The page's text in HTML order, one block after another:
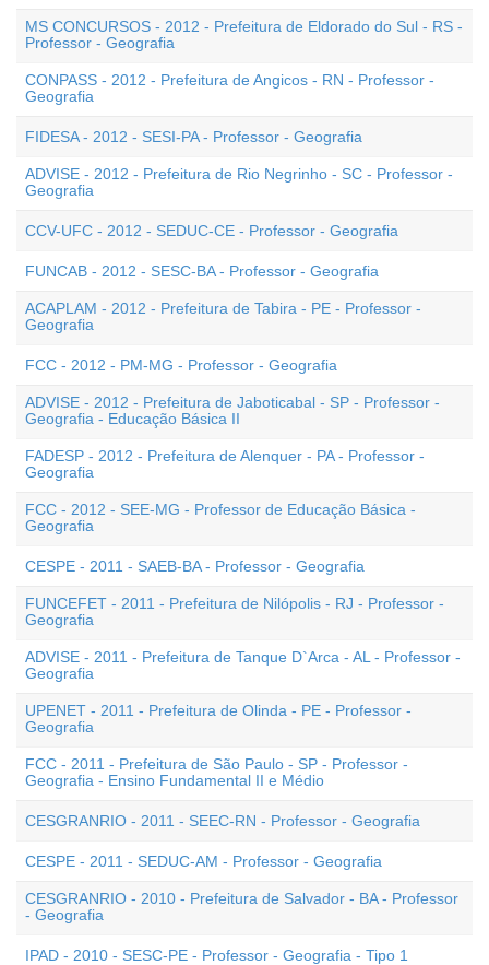
MS CONCURSOS - 2012 - Prefeitura de Eldorado do Sul - RS -
Professor - Geografia
CONPASS - 2012 - Prefeitura de Angicos - RN - Professor -
Geografia
FIDESA - 2012 - SESI-PA - Professor - Geografia
ADVISE - 2012 - Prefeitura de Rio Negrinho - SC - Professor -
Geografia
CCV-UFC - 2012 - SEDUC-CE - Professor - Geografia
FUNCAB - 2012 - SESC-BA - Professor - Geografia
ACAPLAM - 2012 - Prefeitura de Tabira - PE - Professor -
Geografia
FCC - 2012 - PM-MG - Professor - Geografia
ADVISE - 2012 - Prefeitura de Jaboticabal - SP - Professor -
Geografia - Educação Básica II
FADESP - 2012 - Prefeitura de Alenquer - PA - Professor -
Geografia
FCC - 2012 - SEE-MG - Professor de Educação Básica -
Geografia
CESPE - 2011 - SAEB-BA - Professor - Geografia
FUNCEFET - 2011 - Prefeitura de Nilópolis - RJ - Professor -
Geografia
ADVISE - 2011 - Prefeitura de Tanque D`Arca - AL - Professor -
Geografia
UPENET - 2011 - Prefeitura de Olinda - PE - Professor -
Geografia
FCC - 2011 - Prefeitura de São Paulo - SP - Professor -
Geografia - Ensino Fundamental II e Médio
CESGRANRIO - 2011 - SEEC-RN - Professor - Geografia
CESPE - 2011 - SEDUC-AM - Professor - Geografia
CESGRANRIO - 2010 - Prefeitura de Salvador - BA - Professor
- Geografia
IPAD - 2010 - SESC-PE - Professor - Geografia - Tipo 1